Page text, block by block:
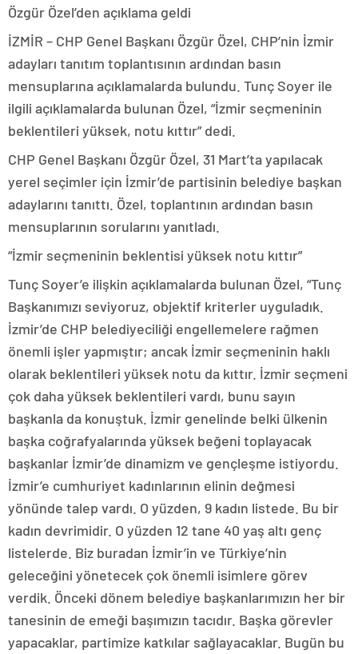
Özgür Özel’den açıklama geldi
İZMİR – CHP Genel Başkanı Özgür Özel, CHP’nin İzmir
adayları tanıtım toplantısının ardından basın
mensuplarına açıklamalarda bulundu. Tunç Soyer ile
ilgili açıklamalarda bulunan Özel, “İzmir seçmeninin
beklentileri yüksek, notu kıttır” dedi.
CHP Genel Başkanı Özgür Özel, 31 Mart’ta yapılacak
yerel seçimler için İzmir’de partisinin belediye başkan
adaylarını tanıttı. Özel, toplantının ardından basın
mensuplarının sorularını yanıtladı.
“İzmir seçmeninin beklentisi yüksek notu kıttır”
Tunç Soyer’e ilişkin açıklamalarda bulunan Özel, “Tunç
Başkanımızı seviyoruz, objektif kriterler uyguladık.
İzmir’de CHP belediyeciliği engellemelere rağmen
önemli işler yapmıştır; ancak İzmir seçmeninin haklı
olarak beklentileri yüksek notu da kıttır. İzmir seçmeni
çok daha yüksek beklentileri vardı, bunu sayın
başkanla da konuştuk. İzmir genelinde belki ülkenin
başka coğrafyalarında yüksek beğeni toplayacak
başkanlar İzmir’de dinamizm ve gençleşme istiyordu.
İzmir’e cumhuriyet kadınlarının elinin değmesi
yönünde talep vardı. O yüzden, 9 kadın listede. Bu bir
kadın devrimidir. O yüzden 12 tane 40 yaş altı genç
listelerde. Biz buradan İzmir’in ve Türkiye’nin
geleceğini yönetecek çok önemli isimlere görev
verdik. Önceki dönem belediye başkanlarımızın her bir
tanesinin de emeği başımızın tacıdır. Başka görevler
yapacaklar, partimize katkılar sağlayacaklar. Bugün bu